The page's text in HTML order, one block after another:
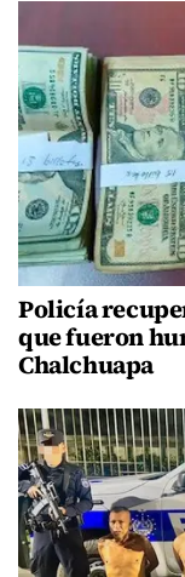
Policía
que fueron
Chalchuapa